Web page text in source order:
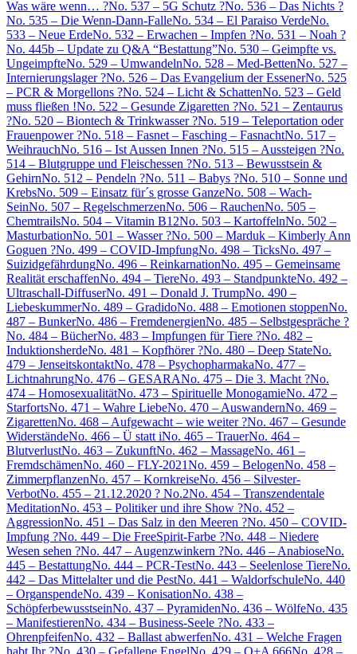
Was wäre wenn… ?No. 537 – 5G Schutz ?No. 536 – Das Nichts ?
No. 535 – Die Wenn-Dann-FalleNo. 534 – El Paraiso VerdeNo.
533 – Neue ErdeNo. 532 – Erwachen – Impfen ?No. 531 – Noah ?
No. 445b – Update zu Q&A “Bestattung”No. 530 – Geimpfte vs.
UngeimpfteNo. 529 – UmwandelnNo. 528 – Med-BettenNo. 527 –
Internierungslager ?No. 526 – Das Evangelium der EssenerNo. 525
– PCR & Morgellons ?No. 524 – Licht & SchattenNo. 523 – Geld
muss fließen !No. 522 – Gesunde Zigaretten ?No. 521 – Zentaurus
?No. 520 – Biontech & Trinkwasser ?No. 519 – Teleportation oder
Frauenpower ?No. 518 – Fasnet – Fasching – FasnachtNo. 517 –
WeihrauchNo. 516 – Ist Aussen Innen ?No. 515 – Aussteigen ?No.
514 – Blutgruppe und Fleischessen ?No. 513 – Bewusstsein &
GehirnNo. 512 – Pendeln ?No. 511 – Babys ?No. 510 – Sonne und
KrebsNo. 509 – Einsatz für´s grosse GanzeNo. 508 – Wach-
SeinNo. 507 – RegelschmerzenNo. 506 – RauchenNo. 505 –
ChemtrailsNo. 504 – Vitamin B12No. 503 – KartoffelnNo. 502 –
MasturbationNo. 501 – Wasser ?No. 500 – Marduk – Kimberly Ann
Goguen ?No. 499 – COVID-ImpfungNo. 498 – TicksNo. 497 –
SuizidgefährdungNo. 496 – ReinkarnationNo. 495 – Gemeinsame
Realität erschaffenNo. 494 – TiereNo. 493 – StandpunkteNo. 492 –
Ultraschall-DiffuserNo. 491 – Donald J. TrumpNo. 490 –
LiebeskummerNo. 489 – GradidoNo. 488 – Emotionen stoppenNo.
487 – BunkerNo. 486 – FremdenergienNo. 485 – Selbstgespräche ?
No. 484 – BücherNo. 483 – Impfungen für Tiere ?No. 482 –
InduktionsherdeNo. 481 – Kopfhörer ?No. 480 – Deep StateNo.
479 – JenseitskontaktNo. 478 – PsychopharmakaNo. 477 –
LichtnahrungNo. 476 – GESARANo. 475 – Die 3. Macht ?No.
474 – HomosexualitätNo. 473 – Spirituelle MonogamieNo. 472 –
StarfortsNo. 471 – Wahre LiebeNo. 470 – AuswandernNo. 469 –
ZigarettenNo. 468 – Aufgewacht – wie weiter ?No. 467 – Gesunde
WiderständeNo. 466 – Ü statt iNo. 465 – TrauerNo. 464 –
BlutverlustNo. 463 – ZukunftNo. 462 – MassageNo. 461 –
FremdschämenNo. 460 – FLY-2021No. 459 – BelogenNo. 458 –
ZimmerpflanzenNo. 457 – KornkreiseNo. 456 – Silvester-
VerbotNo. 455 – 21.12.2020 ? No.2No. 454 – Transzendentale
MeditationNo. 453 – Politiker und ihre Show ?No. 452 –
AggressionNo. 451 – Das Salz in den Meeren ?No. 450 – COVID-
Impfung ?No. 449 – Die FreeSpirit-Farbe ?No. 448 – Niedere
Wesen sehen ?No. 447 – Augenzwinkern ?No. 446 – AnabioseNo.
445 – BestattungNo. 444 – PCR-TestNo. 443 – Seelenlose TiereNo.
442 – Das Mittelalter und die PestNo. 441 – WaldorfschuleNo. 440
– OrganspendeNo. 439 – KonisationNo. 438 –
SchöpferbewusstseinNo. 437 – PyramidenNo. 436 – WölfeNo. 435
– ManifestierenNo. 434 – Business-Seele ?No. 433 –
OhrenpfeifenNo. 432 – Ballast abwerfenNo. 431 – Welche Fragen
habt Ihr ?No. 430 – Gefallene EngelNo. 429 – Q+A 666No. 428 –